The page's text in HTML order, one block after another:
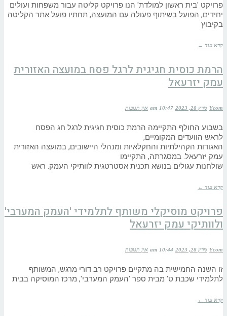
פרויקט 'בית ראשון למולדת' הנו פרויקט קליטה עבור משפחות ועולים
יחידים, הפועל בשיתוף פעולה עם המועצה, תחתיו פועל אתר הקליטה
בקיבוץ
קרא עוד ←
הרמת כוסית חגיגית לרגל פסח במועצה האזורית
עמק יזרעאל
Ycom מרץ 28, 2023 10:47 am אין תגובות
בשבוע החולף התקיימה הרמת כוסית חגיגית לרגל חג הפסח
לראש הוועדים המקומיים,
האגודות הקהילתיות והחקלאיות ומנהלי היישובים, במועצה האזורית
עמק יזרעאל. במסגרתה, התקיימו
שולחנות עגולים בנושא תכנית אסטרטגית לוותיקי העמק. ראש
קרא עוד ←
פרויקט מוסיקלי משותף לתלמידי 'העמק המערבי'
ולוותיקי עמק יזרעאל
Ycom מרץ 28, 2023 10:44 am אין תגובות
זו השנה החמישית בה מתקיים פרויקט רב דורי מרגש, המשותף
לתלמידי שכבת ט' מבית ספר 'העמק המערבי', מרכז המוסיקה בבית
קרא עוד ←